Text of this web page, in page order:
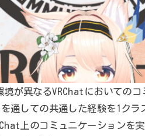
境が異なるVRChatにおいての
通しての共通した経験を1ク
上のコミュニケーションを